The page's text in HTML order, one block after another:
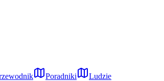
Poradniki
Ludzie